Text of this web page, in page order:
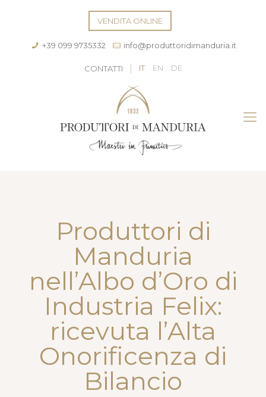
VENDITA ONLINE
+39 099 9735332 info@produttoridimanduria.it
CONTATTI IT EN DE
Produttori di
Manduria
nell’Albo d’Oro di
Industria Felix:
ricevuta l’Alta
Onorificenza di
Bilancio